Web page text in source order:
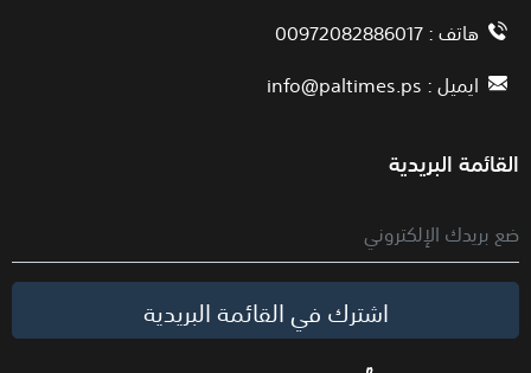
هاتف : 00972082886017
ايميل :info@paltimes.ps
القائمة البريدية
اشترك في القائمة البريدية